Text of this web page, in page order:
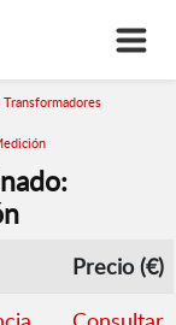
Transformadores
Precio (€)